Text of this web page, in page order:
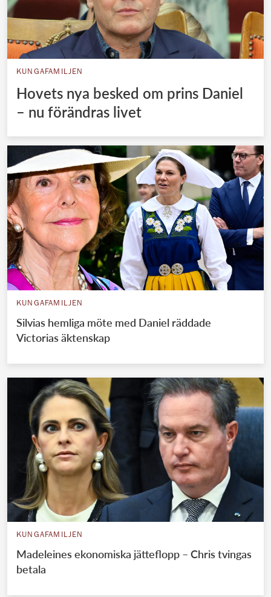
KUNGAFAMILJEN
Hovets nya besked om prins Daniel
– nu förändras livet
KUNGAFAMILJEN
Silvias hemliga möte med Daniel räddade
Victorias äktenskap
KUNGAFAMILJEN
Madeleines ekonomiska jätteflopp – Chris tvingas
betala